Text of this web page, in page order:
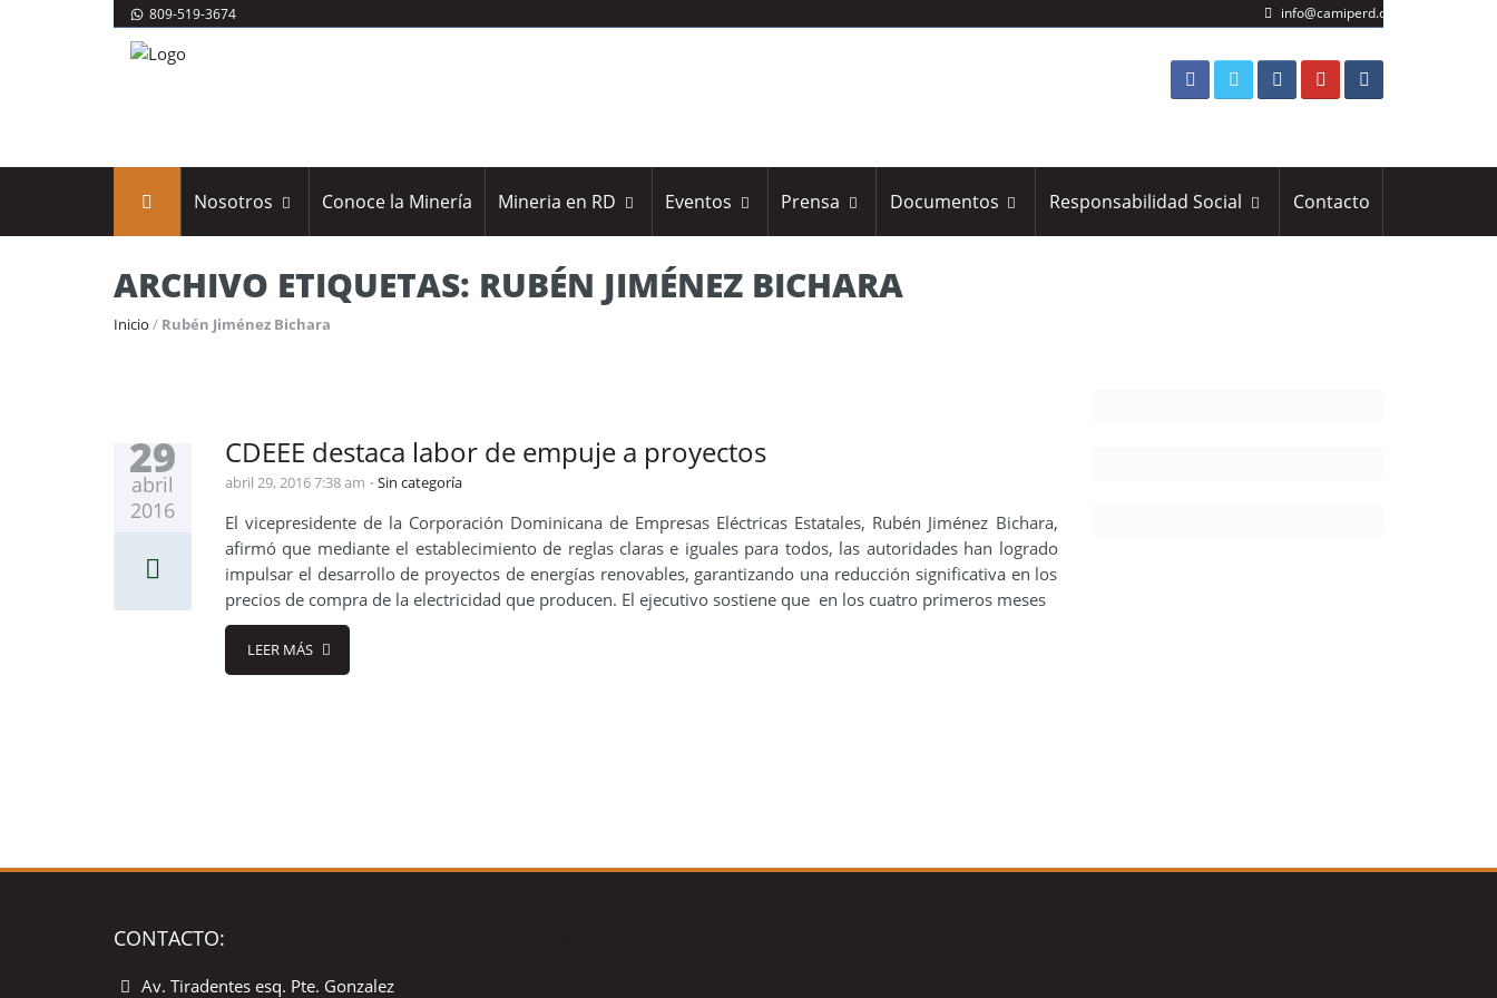
809-519-3674 info@camiperd.org
Nosotros Conoce la Minería Mineria en RD Eventos Prensa Documentos Responsabilidad Social Contacto
ARCHIVO ETIQUETAS: RUBÉN JIMÉNEZ BICHARA
Inicio / Rubén Jiménez Bichara
29
abril
2016
CDEEE destaca labor de empuje a proyectos
abril 29, 2016 7:38 am Sin categoría
El vicepresidente de la Corporación Dominicana de Empresas Eléctricas Estatales, Rubén Jiménez Bichara,
afirmó que mediante el establecimiento de reglas claras e iguales para todos, las autoridades han logrado
impulsar el desarrollo de proyectos de energías renovables, garantizando una reducción significativa en los
precios de compra de la electricidad que producen. El ejecutivo sostiene que en los cuatro primeros meses
LEER MÁS
CONTACTO:
Av. Tiradentes esq. Pte. Gonzalez